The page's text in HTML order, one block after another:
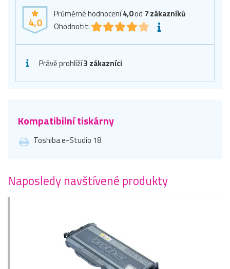
4,0
Průměrné hodnocení4,0od 7zákazníků
Ohodnotit:
Právě prohlíží3 zákazníci
Kompatibilní tiskárny
Toshiba e-Studio 18
Naposledy navštívené produkty